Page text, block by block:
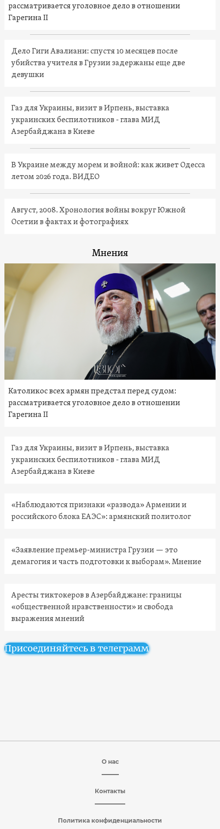
рассматривается уголовное дело в отношении
Гарегина II
Дело Гиги Авалиани: спустя 10 месяцев после
убийства учителя в Грузии задержаны еще две
девушки
Газ для Украины, визит в Ирпень, выставка
украинских беспилотников - глава МИД
Азербайджана в Киеве
В Украине между морем и войной: как живет Одесса
летом 2026 года. ВИДЕО
Август, 2008. Хронология войны вокруг Южной
Осетии в фактах и фотографиях
Мнения
Католикос всех армян предстал перед судом:
рассматривается уголовное дело в отношении
Гарегина II
Газ для Украины, визит в Ирпень, выставка
украинских беспилотников - глава МИД
Азербайджана в Киеве
«Наблюдаются признаки «развода» Армении и
российского блока ЕАЭС»: армянский политолог
«Заявление премьер-министра Грузии — это
демагогия и часть подготовки к выборам». Мнение
Аресты тиктокеров в Азербайджане: границы
«общественной нравственности» и свобода
выражения мнений
Присоединяйтесь в телеграмм
О нас
Контакты
Политика конфиденциальности